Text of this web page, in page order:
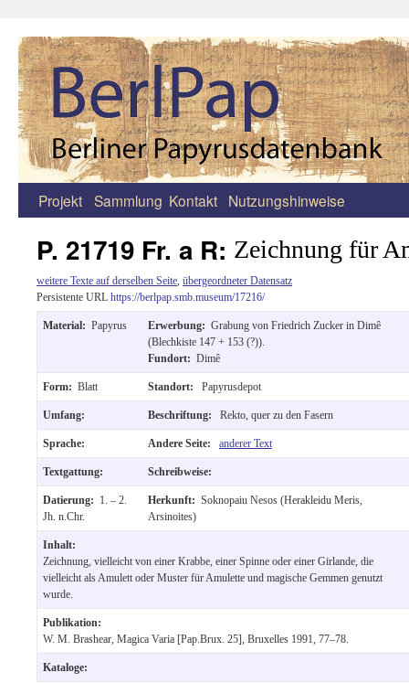
Zum
Projekt Sammlung Kontakt Nutzungshinweise
P. 21719 Fr. a R: Zeichnung für
weitere Texte auf derselben Seite übergeordneter Datensatz
Persistente URL https://berlpap.smb.museum/17216/
Material: Papyrus Erwerbung: Grabung von Friedrich Zucker in Dimê
(Blechkiste 147 + 153 (?)).
Fundort: Dimê
Form: Blatt Standort: Papyrusdepot
Umfang: Beschriftung: Rekto, quer zu den Fasern
Sprache: Andere Seite: anderer Text
Textgattung: Schreibweise:
Datierung: 1. – 2.
Jh. n.Chr.
Herkunft: Soknopaiu Nesos (Herakleidu Meris,
Arsinoites)
Inhalt:
Zeichnung, vielleicht von einer Krabbe, einer Spinne oder einer Girlande, die
vielleicht als Amulett oder Muster für Amulette und magische Gemmen genutzt
wurde.
Publikation:
W. M. Brashear, Magica Varia [Pap.Brux. 25], Bruxelles 1991, 77–78.
Kataloge: